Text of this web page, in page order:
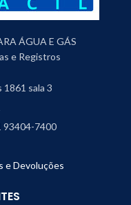
ÁGUA E GÁS
e Registros
1861 sala 3
93404-7400
e Devoluções